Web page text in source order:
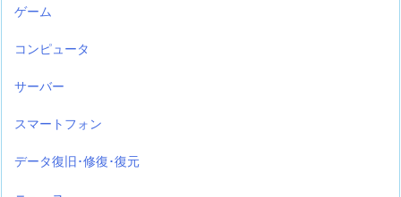
ゲーム
コンピュータ
サーバー
スマートフォン
データ復旧･修復･復元